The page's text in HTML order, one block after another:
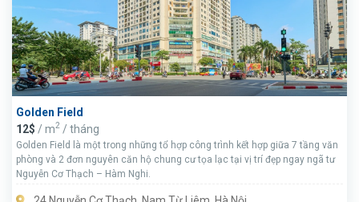
Golden Field
12$ / m2 / tháng
Golden Field là một trong những tổ hợp công trình kết hợp giữa 7 tầng văn
phòng và 2 đơn nguyên căn hộ chung cư tọa lạc tại vị trí đẹp ngay ngã tư
Nguyễn Cơ Thạch – Hàm Nghi.